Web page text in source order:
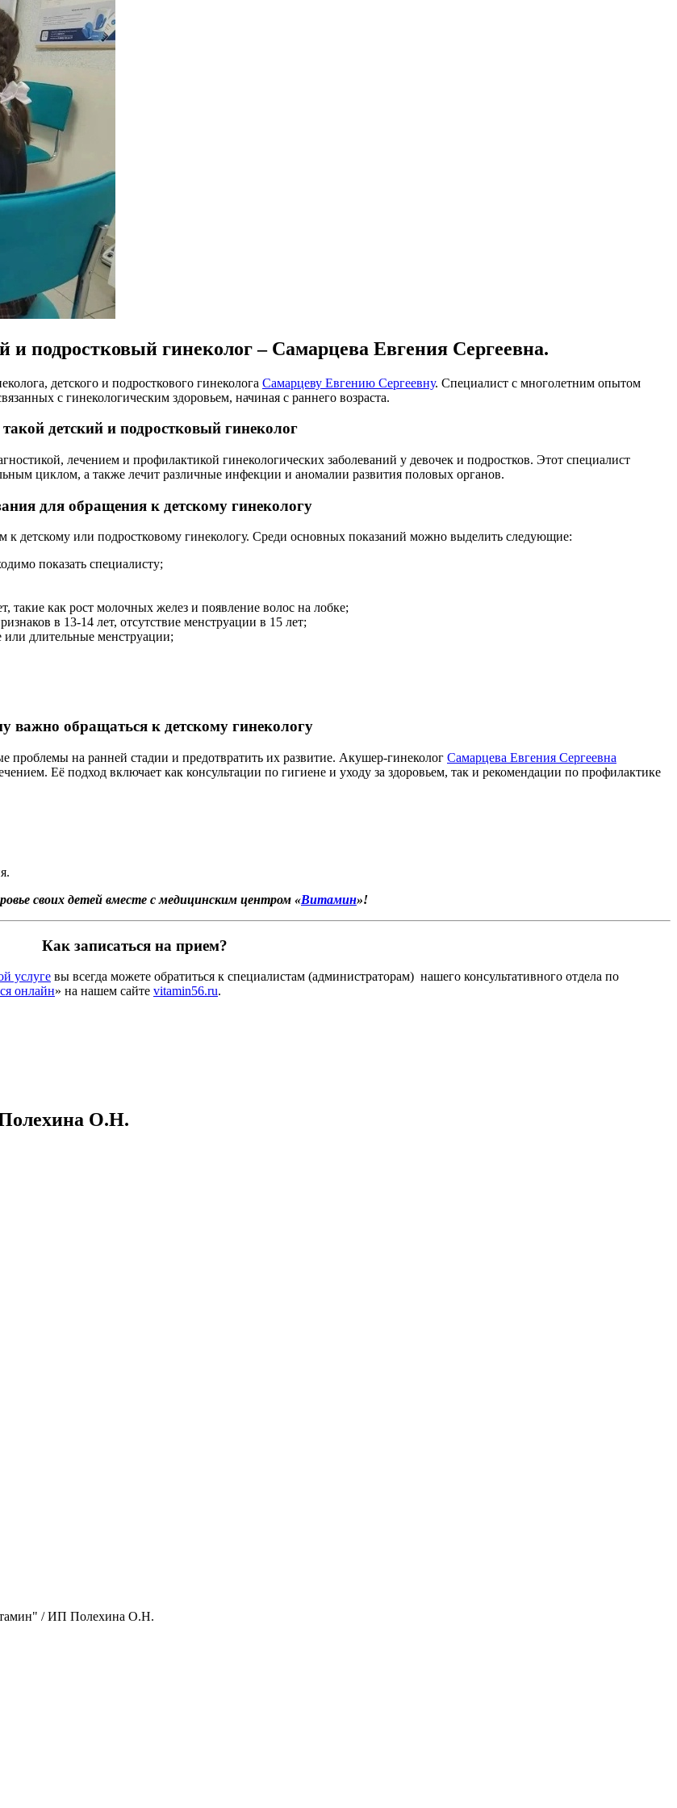
и подростковый гинеколог – Самарцева Евгения Сергеевна.
детского и подросткового гинеколога Самарцеву Евгению Сергеевну. Специалист с многолетним опытом
с гинекологическим здоровьем, начиная с раннего возраста.
детский и подростковый гинеколог
лечением и профилактикой гинекологических заболеваний у девочек и подростков. Этот специалист
циклом, а также лечит различные инфекции и аномалии развития половых органов.
для обращения к детскому гинекологу
к детскому или подростковому гинекологу. Среди основных показаний можно выделить следующие:
показать специалисту;
такие как рост молочных желез и появление волос на лобке;
в 13-14 лет, отсутствие менструации в 15 лет;
или длительные менструации;
важно обращаться к детскому гинекологу
на ранней стадии и предотвратить их развитие. Акушер-гинеколог Самарцева Евгения Сергеевна
Её подход включает как консультации по гигиене и уходу за здоровьем, так и рекомендации по профилактике
своих детей вместе с медицинским центром «Витамин»!
Как записаться на прием?
услуге вы всегда можете обратиться к специалистам (администраторам) нашего консультативного отдела по
онлайн» на нашем сайте vitamin56.ru.
О.Н.
/ ИП Полехина О.Н.